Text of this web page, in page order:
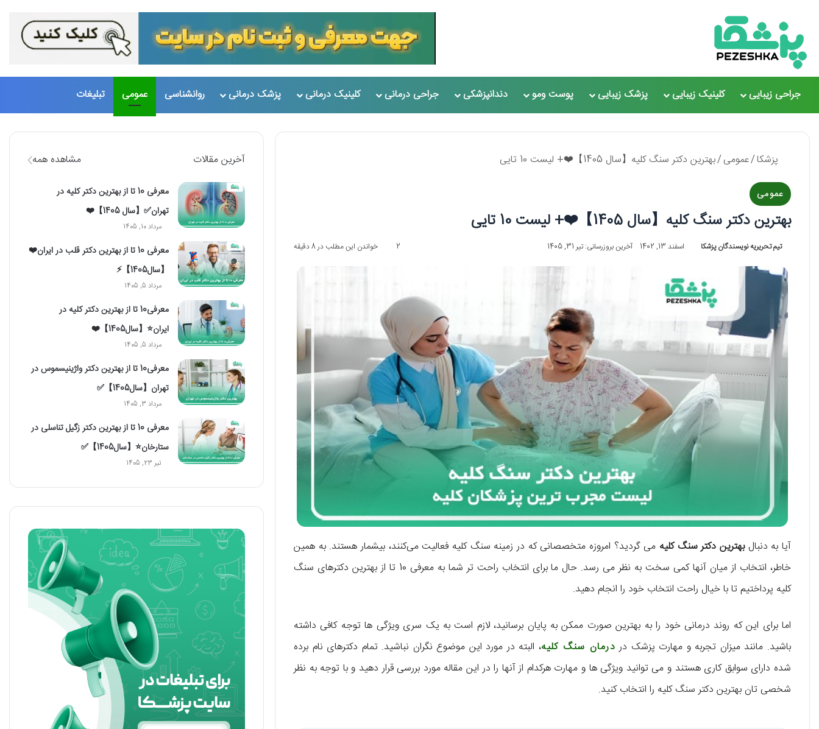
جراحی زیبایی کلینیک زیبایی پزشک زیبایی پوست ومو دندانپزشکی جراحی درمانی کلینیک درمانی پزشک درمانی روانشناسی عمومی تبلیغات
پزشکا/عمومی/بهترین دکتر سنگ کلیه【سال 1405】❤️+ لیست 10 تایی
عمومی
بهترین دکتر سنگ کلیه【سال 1405】❤️+ لیست 10 تایی
تیم تحریریه نویسندگان پزشکا اسفند 13, 1402 آخرین بروزرسانی: تیر 31, 1405 2 خواندن این مطلب در 8 دقیقه
آیا به دنبالبهترین دکتر سنگ کلیه می گردید؟ امروزه متخصصانی که در زمینه سنگ کلیه فعالیت می‌کنند، بیشمار هستند. به همین
خاطر، انتخاب از میان آنها کمی سخت به نظر می رسد. حال ما برای انتخاب راحت تر شما به معرفی 10 تا از بهترین دکترهای سنگ
کلیه پرداختیم تا با خیال راحت انتخاب خود را انجام دهید.
اما برای این که روند درمانی خود را به بهترین صورت ممکن به پایان برسانید، لازم است به یک سری ویژگی ها توجه کافی داشته
باشید. مانند میزان تجربه و مهارت پزشک در درمان سنگ کلیه، البته در مورد این موضوع نگران نباشید. تمام دکترهای نام برده
شده دارای سوابق کاری هستند و می توانید ویژگی ها و مهارت هرکدام از آنها را در این مقاله مورد بررسی قرار دهید و با توجه به نظر
شخصی تان بهترین دکتر سنگ کلیه را انتخاب کنید.
آخرین مقالات مشاهده همه
معرفی 10 تا از بهترین دکتر کلیه در
تهران✅【سال 1405】❤️
مرداد 10, 1405
معرفی 10 تا از بهترین دکتر قلب در ایران❤️
【سال1405】⚡️
مرداد 5, 1405
معرفی10 تا از بهترین دکتر کلیه در
ایران⭐【سال1405】❤️
مرداد 5, 1405
معرفی10 تا از بهترین دکتر واژینیسموس در
تهران【سال1405】✅
مرداد 3, 1405
معرفی 10 تا از بهترین دکتر زگیل تناسلی در
ستارخان⭐【سال1405】✅
تیر 23, 1405